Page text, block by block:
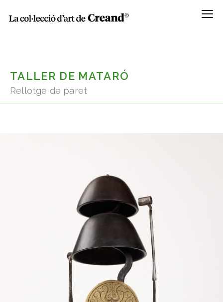
Menú
TALLER DE MATARÓ
Rellotge de paret